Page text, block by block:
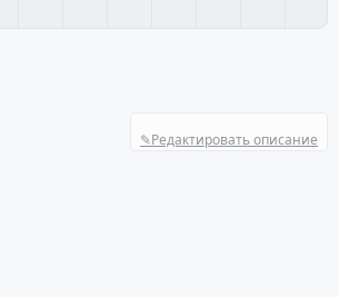
✎Редактировать описание